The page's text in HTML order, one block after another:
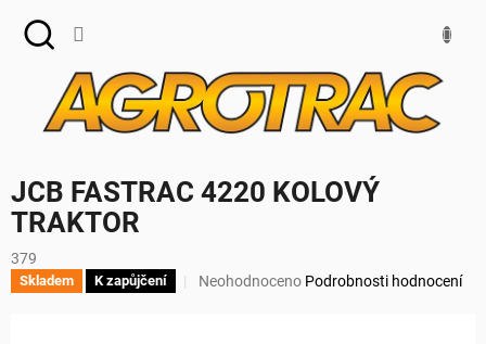
obsah
JCB FASTRAC 4220 KOLOVÝ
TRAKTOR
379
Skladem K zapůjčení
Průměrné
Neohodnoceno Podrobnosti hodnocení